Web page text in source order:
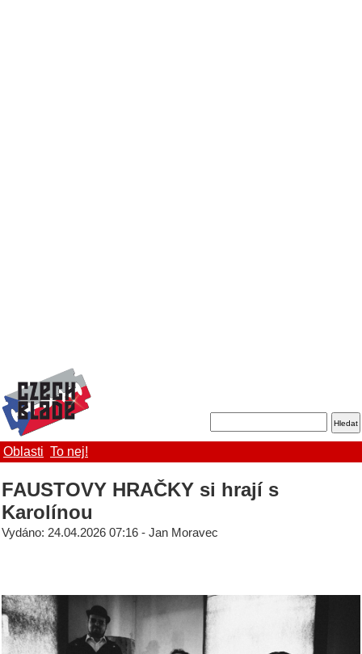
Oblasti To nej!
FAUSTOVY HRAČKY si hrají s
Karolínou
Vydáno: 24.04.2026 07:16 - Jan Moravec